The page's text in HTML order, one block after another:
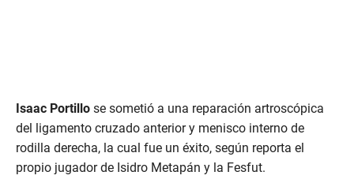
Isaac Portillo se sometió a una reparación artroscópica
del ligamento cruzado anterior y menisco interno de
rodilla derecha, la cual fue un éxito, según reporta el
propio jugador de Isidro Metapán y la Fesfut.